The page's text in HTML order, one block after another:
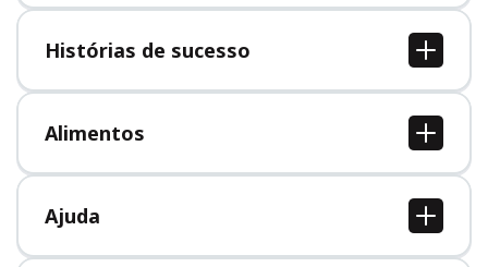
Quem somos
Vagas
Imprensa
Histórias de sucesso
Todas as histórias de sucesso
Alimentos
Todos alimentos
Ajuda